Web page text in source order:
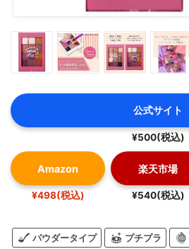
公式サイト
¥500(税込)
Amazon
¥498(税込)
楽天市場
¥540(税込)
パウダータイプ プチプラ